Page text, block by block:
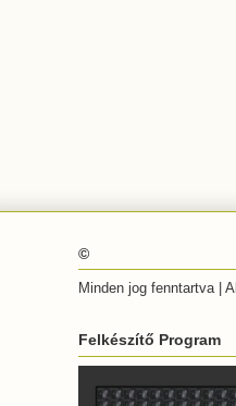
©
Minden jog fenntartva |
Felkészítő Program